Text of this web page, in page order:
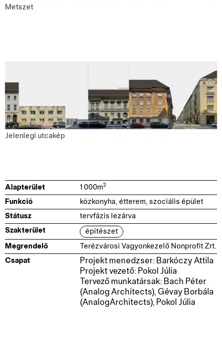
Metszet
Jelenlegi utcakép
Alapterület 1 000m2
Funkció közkonyha, étterem, szociális épület
Státusz tervfázis lezárva
Szakterület építészet
Megrendelő Terézvárosi Vagyonkezelő Nonprofit Zrt.
Csapat
Projekt menedzser: Barkóczy Attila
Projekt vezető: Pokol Júlia
Tervező munkatársak: Bach Péter
(Analog Architects), Gévay Borbála
(AnalogArchitects), Pokol Júlia